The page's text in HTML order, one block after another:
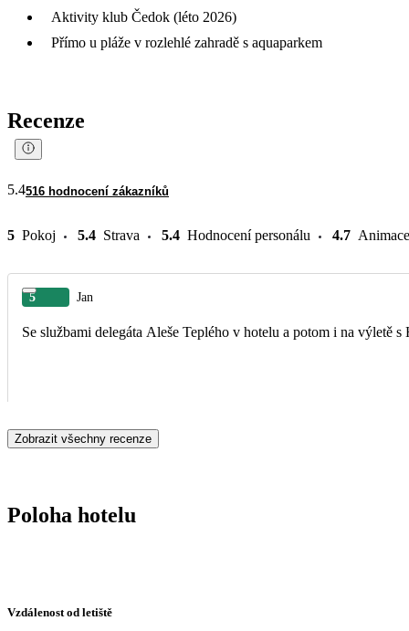
Aktivity klub Čedok (léto 2026)
Přímo u pláže v rozlehlé zahradě s aquaparkem
Recenze
5.4516 hodnocení zákazníků
5 Pokoj 5.4 Strava 5.4 Hodnocení personálu 4.7 Animace
5 Jan
Zobrazit všechny recenze
Poloha hotelu
Vzdálenost od letiště